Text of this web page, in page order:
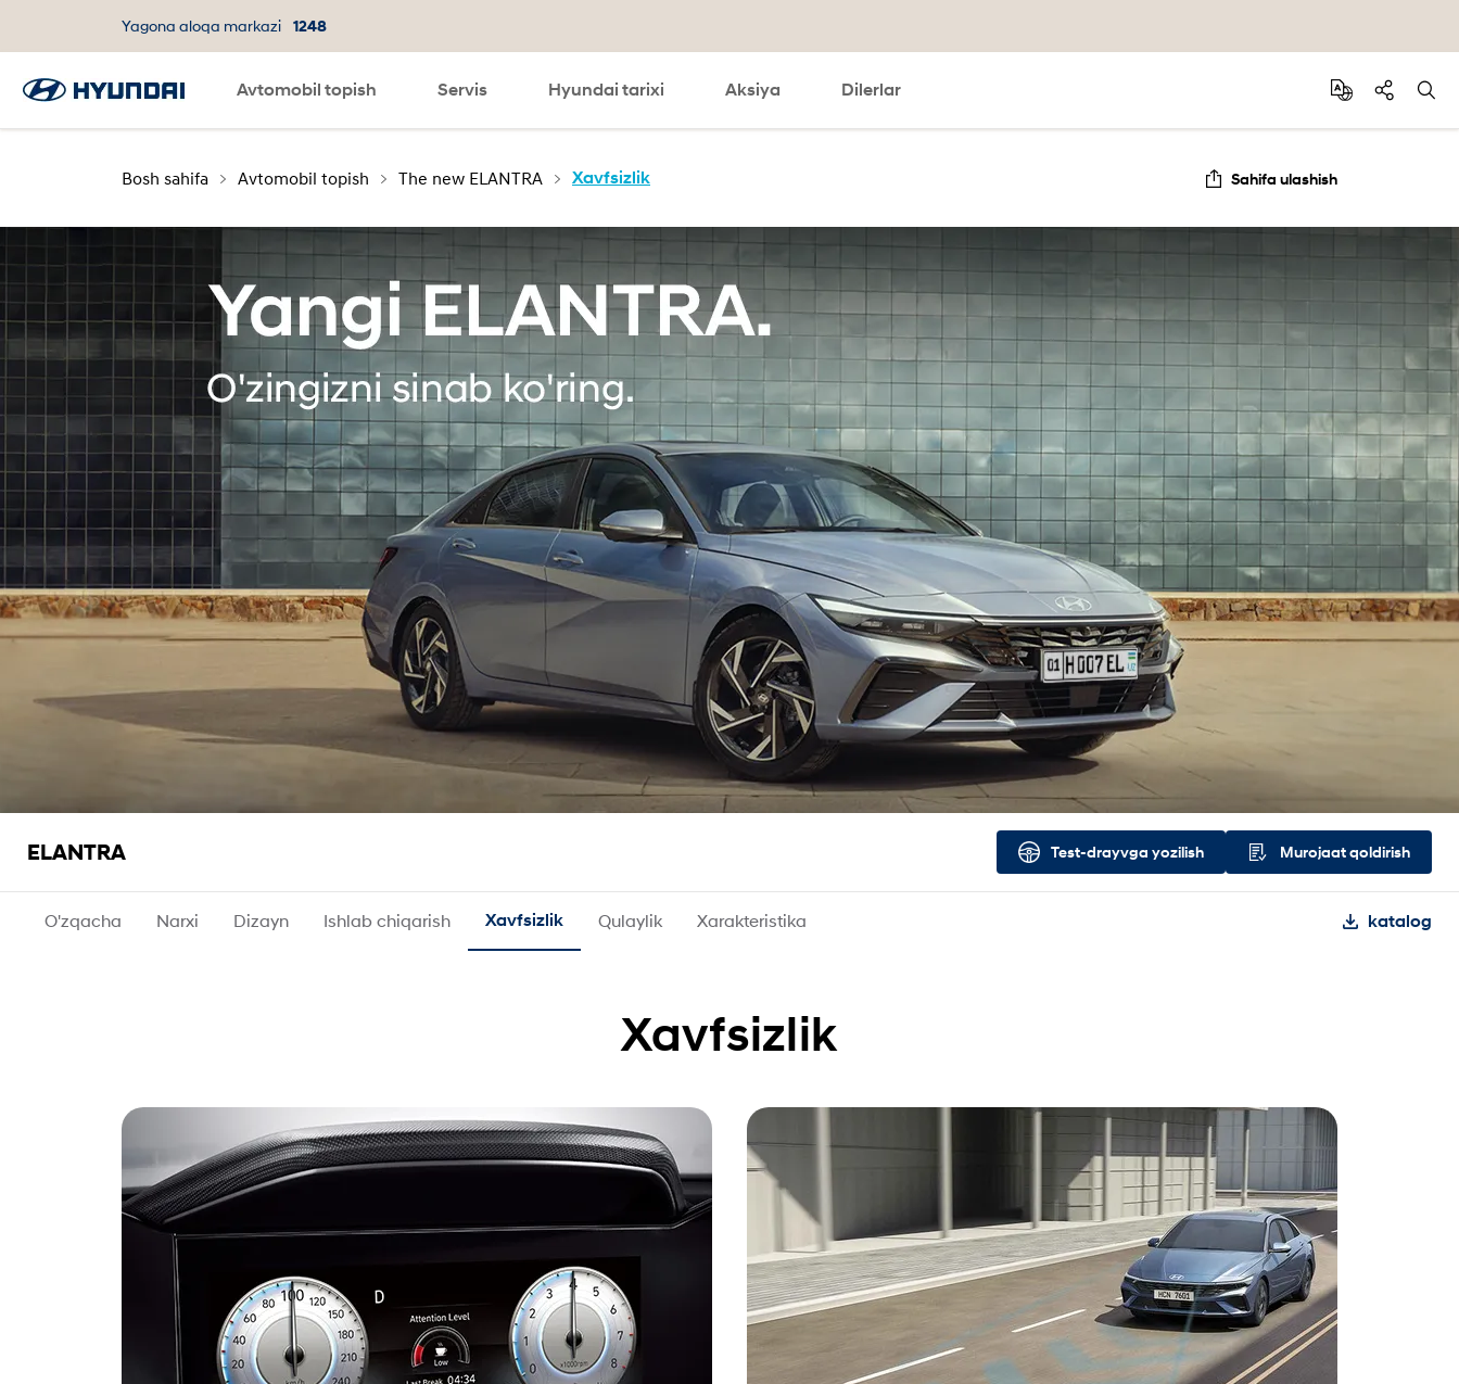
Yagona aloqa markazi 1248
Avtomobil topish Servis Hyundai tarixi Aksiya Dilerlar
Til SNS page search
Bosh sahifa Avtomobil topish The new ELANTRA Xavfsizlik Sahifa ulashish
ELANTRA Test-drayvga yozilish Murojaat qoldirish
O'zqacha Narxi Dizayn Ishlab chiqarish Xavfsizlik Qulaylik Xarakteristika katalog
Xavfsizlik